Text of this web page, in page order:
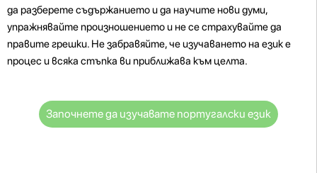
да разберете съдържанието и да научите нови думи,
упражнявайте произношението и не се страхувайте да
правите грешки. Не забравяйте, че изучаването на език е
процес и всяка стъпка ви приближава към целта.
Започнете да изучавате португалски език